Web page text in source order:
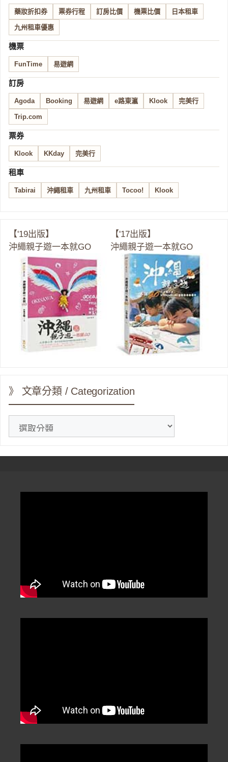
藥妝折扣券 票券行程 訂房比價 機票比價 日本租車
九州租車優惠
機票
FunTime 易遊網
訂房
Agoda Booking 易遊網 e路東瀛 Klook 完美行
Trip.com
票券
Klook KKday 完美行
租車
Tabirai 沖繩租車 九州租車 Tocoo! Klook
【'19出版】
沖繩親子遊一本就GO
【'17出版】
沖繩親子遊一本就GO
》 文章分類 / Categorization
分